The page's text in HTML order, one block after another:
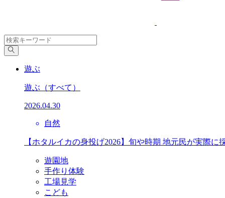
遊ぶ
遊ぶ （すべて）
2026.04.30
自然
【ホタルイカの身投げ2026】旬や時期 地元民が実際に
遊園地
手作り体験
工場見学
こども